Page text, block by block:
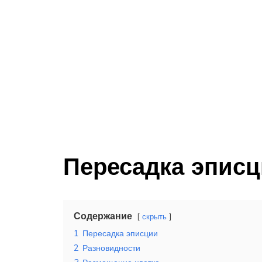
Пересадка
Содержание скрыть
1
Пересадка эписции
2 Разновидности